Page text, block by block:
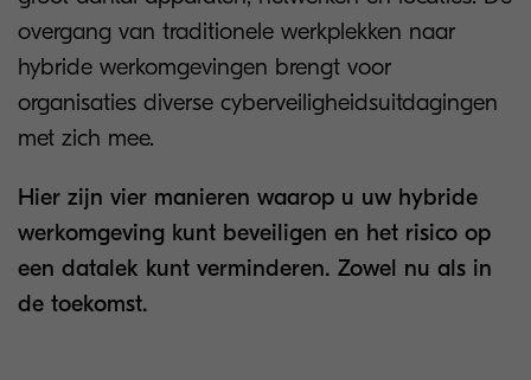
overgang van traditionele werkplekken naar
hybride werkomgevingen brengt voor
organisaties diverse cyberveiligheidsuitdagingen
met zich mee.
Hier zijn vier manieren waarop u uw hybride
werkomgeving kunt beveiligen en het risico op
een datalek kunt verminderen. Zowel nu als in
de toekomst.